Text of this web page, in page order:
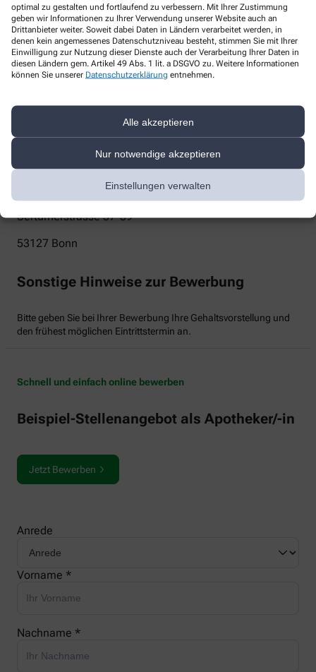
optimal zu gestalten und fortlaufend zu verbessern. Mit Ihrer Zustimmung
geben wir Informationen zu Ihrer Verwendung unserer Website auch an
Drittanbieter weiter. Soweit dabei Daten in Ländern verarbeitet werden, in
denen kein angemessenes Datenschutzniveau besteht, stimmen Sie mit Ihrer
Einwilligung zur Nutzung dieser Dienste auch der Verarbeitung Ihrer Daten in
diesen Ländern gem. Artikel 49 Abs. 1 lit. a DSGVO zu. Weitere Informationen
können Sie unserer Datenschutzerklärung entnehmen.
Alle akzeptieren
Nur notwendige akzeptieren
Einstellungen verwalten
info@venusberg-apotheke.de
Telefon
+49-228/910150
Venusberg Apotheke
Sertürnerstrasse 37-39
53127 Bonn
Sonstige Hinweise zur Bewerbung
Bitte geben Sie bei Ihrer Bewerbung Ihre Gehaltsvorstellung und
den frühest möglichen Eintrittstermin an.
Schnell und einfach online bewerben
Beispiel-Stellenangebot als Apotheker/-in
Jetzt Bewerben
Anrede
Vorname *
Nachname *